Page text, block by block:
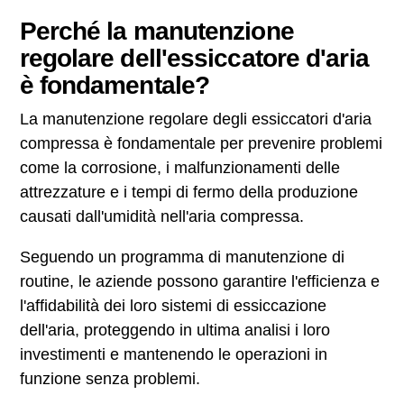
Perché la manutenzione
regolare dell'essiccatore d'aria
è fondamentale?
La manutenzione regolare degli essiccatori d'aria
compressa è fondamentale per prevenire problemi
come la corrosione, i malfunzionamenti delle
attrezzature e i tempi di fermo della produzione
causati dall'umidità nell'aria compressa.
Seguendo un programma di manutenzione di
routine, le aziende possono garantire l'efficienza e
l'affidabilità dei loro sistemi di essiccazione
dell'aria, proteggendo in ultima analisi i loro
investimenti e mantenendo le operazioni in
funzione senza problemi.